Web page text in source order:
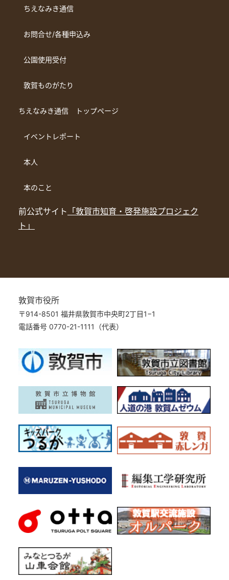
ちえなみき通信
お問合せ/各種申込み
公園使用受付
敦賀ものがたり
ちえなみき通信 トップページ
イベントレポート
本人
本のこと
前公式サイト 「敦賀市知育・啓発施設プロジェク
ト」
敦賀市役所
〒914-8501 福井県敦賀市中央町2丁目1−1
電話番号 0770-21-1111（代表）